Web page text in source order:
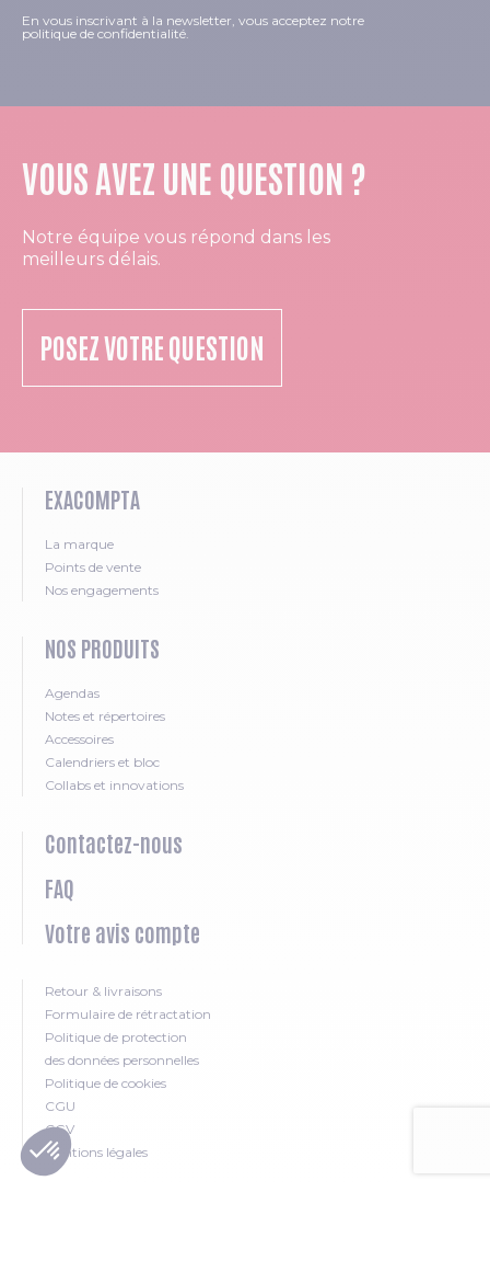
En vous inscrivant à la newsletter, vous acceptez notre
politique de confidentialité.
VOUS AVEZ UNE QUESTION ?
Notre équipe vous répond dans les
meilleurs délais.
POSEZ VOTRE QUESTION
EXACOMPTA
La marque
Points de vente
Nos engagements
NOS PRODUITS
Agendas
Notes et répertoires
Accessoires
Calendriers et bloc
Collabs et innovations
Contactez-nous
FAQ
Votre avis compte
Retour & livraisons
Formulaire de rétractation
Politique de protection
des données personnelles
Politique de cookies
CGU
CGV
Mentions légales